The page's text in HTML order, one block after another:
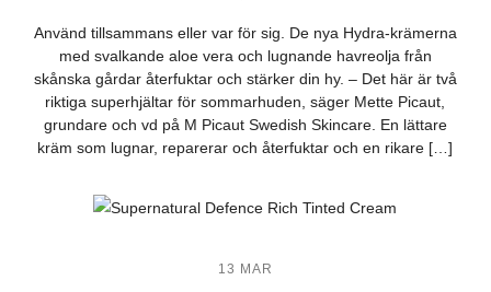
Använd tillsammans eller var för sig. De nya Hydra-krämerna
med svalkande aloe vera och lugnande havreolja från
skånska gårdar återfuktar och stärker din hy. – Det här är två
riktiga superhjältar för sommarhuden, säger Mette Picaut,
grundare och vd på M Picaut Swedish Skincare. En lättare
kräm som lugnar, reparerar och återfuktar och en rikare […]
13 MAR